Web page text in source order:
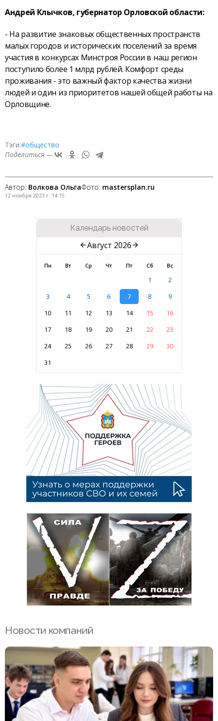
Андрей Клычков, губернатор Орловской области:
- На развитие знаковых общественных пространств
малых городов и исторических поселений за время
участия в конкурсах Минстроя России в наш регион
поступило более 1 млрд рублей. Комфорт среды
проживания - это важный фактор качества жизни
людей и один из приоритетов нашей общей работы на
Орловщине.
Тэги:#общество
Поделиться —
Автор: Волкова ОльгаФото: mastersplan.ru
12 ноября 2023 г. 14:15
Календарь новостей
Август 2026
Пн Вт Ср Чт Пт Сб Вс
1
2
3
4 5 6 7 8
9
10
11 12 13 14 15
16
17
18 19 20 21 22
23
24
25 26 27 28 29
30
31
Новости компаний